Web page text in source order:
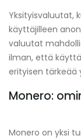
Yksityisvaluutat,
käyttäjilleen
valuutat
ilman, että
erityisen tärkeää
Monero:
Monero on yksi